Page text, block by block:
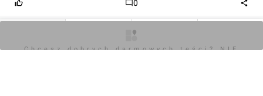
0
Zaloguj aby dodać komentarz
Chcesz dobrych darmowych teści? NIE